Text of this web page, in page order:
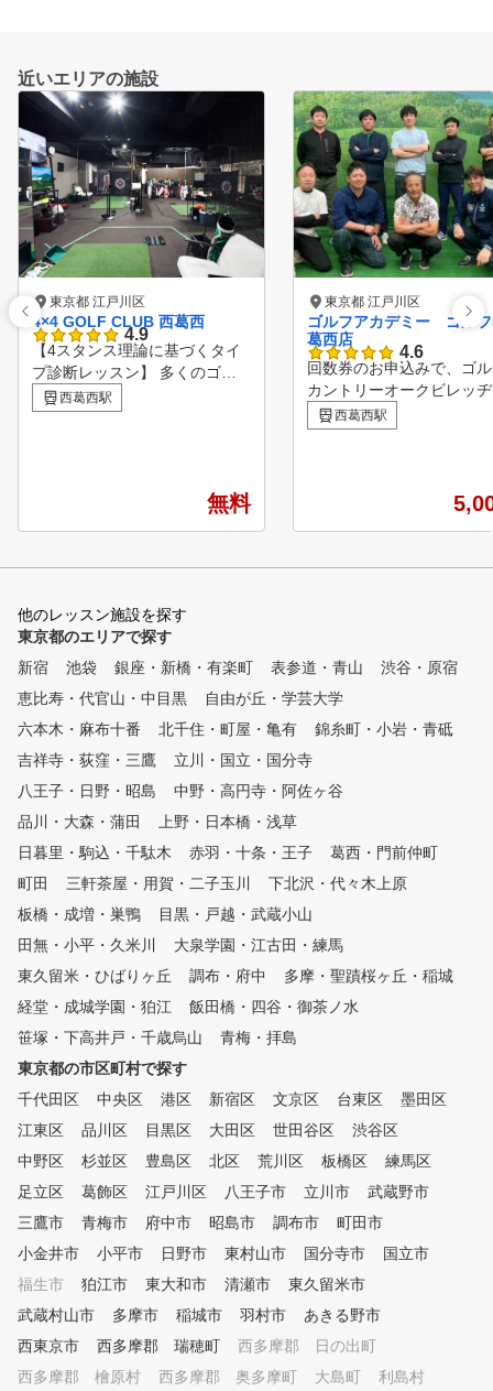
近いエリアの施設
東京都 江戸川区
4×4 GOLF CLUB 西葛西
4.9
【4スタンス理論に基づくタイ
プ診断レッスン】 多くのゴル
ファーが伸び悩む原因のひとつ
は、自分の身体に合わないスイ
イングタイプ（A1／A2／B1／
B2）からあなたのタイプを診断
る、あなただけの上達ルート」
性の安定、スライス改善、アプ
ローチやパッティングの精度向
上など、迷いのないプレーへ導
きます。 【動画撮影と専門フ
ィードバック】 レッスン中の
スイングを動画撮影し、客観的
できているつもり」と「実際の
動き」のズレを一緒に確認する
ことで、再現性の高いスイング
へと進化させます。日々の成長
を実感でき、練習の方向性も明
確になります。 【4×4メソッド
ス理論と4つの専門領域（Motio
n／Mobility／Muscle／Mind）
を掛け合わせた独自の4×4メソ
ッドを導入。 最新鋭シミュレ
ーターによる解析とレッスンプ
ロの指導で、ポテンシャルを最
大限に引き出します。 まさに
オーダーメイドのゴルフ理論で
、“あなた専用の正解”を提供し
ます。 【整体院とレストラン
が併設】 併設のかわごえ整躰
院では体の不調だけでなく、ゴ
ルフのスコアを上げることを目
す。 また、レストランChelsea
TOKYOで美味しいお食事とお
酒もお楽しみいただけます。
ゴルフ後の一息にいかがでしょ
うか。
西葛西駅
無料
東京都 江戸川区
ゴルフアカデミー ゴル
葛西店
4.6
回数券のお申込みで、ゴ
カントリーオークビレッ
さまフォレスト、サニー
ルドにてご利用いただけ
場利用税、飲食代等はお
カデミーの特徴】 ① 金
お好きな時に通えま
曜日毎に様々な時間帯で
スンを行っています。
全少人数体制のレッ
各コース最大5名に対し
プロインストラクター1名
夏は涼しく、冬は暖
、紫外線も気にならない
初めての方から上級者
別のカリキュラム（ジュ
小学1年生から） 初
キュラムを作成し、習得
わせて指導します。 ⑥
を提案します。 ⑦ ゴル
コースデビューに備
、模擬ラウンドを体験で
。 ⑧ ラウンドレッ
初心者のコースデビュ
中上級者のベストスコア
でしっかりサポート。 ～プラ
レッスン、曜日・時間帯
数券（4回か8回）でプラ
かれております。 ご希望
ったプランをお選びくだ
西葛西駅
他のレッスン施設を探す
東京都のエリアで探す
新宿
池袋 銀座・新橋・有楽町 表参道・青山
渋谷・原宿
恵比寿・代官山・中目黒
自由が丘・学芸大学
六本木・麻布十番
北千住・町屋・亀有
錦糸町・小岩・青砥
吉祥寺・荻窪・三鷹
立川・国立・国分寺
八王子・日野・昭島
中野・高円寺・阿佐ヶ谷
品川・大森・蒲田
上野・日本橋・浅草
日暮里・駒込・千駄木
赤羽・十条・王子
葛西・門前仲町
町田
三軒茶屋・用賀・二子玉川
下北沢・代々木上原
板橋・成増・巣鴨
目黒・戸越・武蔵小山
田無・小平・久米川
大泉学園・江古田・練馬
東久留米・ひばりヶ丘
調布・府中
多摩・聖蹟桜ヶ丘・稲城
経堂・成城学園・狛江
飯田橋・四谷・御茶ノ水
笹塚・下高井戸・千歳烏山
青梅・拝島
東京都の市区町村で探す
千代田区
中央区 港区 新宿区 文京区 台東区
墨田区
江東区
品川区 目黒区 大田区 世田谷区
渋谷区
中野区
杉並区 豊島区 北区 荒川区 板橋区
練馬区
足立区
葛飾区 江戸川区 八王子市 立川市
武蔵野市
三鷹市
青梅市 府中市 昭島市 調布市
町田市
小金井市
小平市 日野市 東村山市 国分寺市
国立市
福生市
狛江市 東大和市 清瀬市
東久留米市
武蔵村山市
多摩市 稲城市 羽村市
あきる野市
西東京市
西多摩郡 瑞穂町
西多摩郡 日の出町
西多摩郡 檜原村
西多摩郡 奥多摩町 大島町
利島村